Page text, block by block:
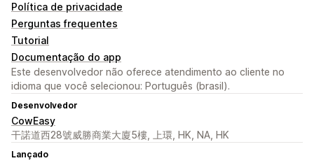
Política de privacidade
Perguntas frequentes
Tutorial
Documentação do app
Este desenvolvedor não oferece atendimento ao cliente no
idioma que você selecionou: Português (brasil).
Desenvolvedor
CowEasy
干諾道西28號威勝商業大廈5樓, 上環, HK, NA, HK
Lançado